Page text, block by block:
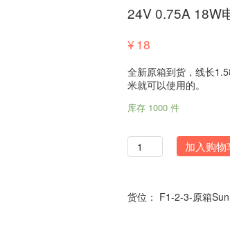
24V 0.75A 18W
¥18
全新原箱到货，线长
米就可以使用的。
库存 1000 件
量
加入购物
货位： F1-2-3-原箱